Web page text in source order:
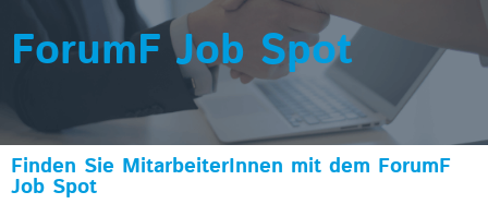
ForumF Job Spot
Finden Sie MitarbeiterInnen mit dem ForumF
Job Spot